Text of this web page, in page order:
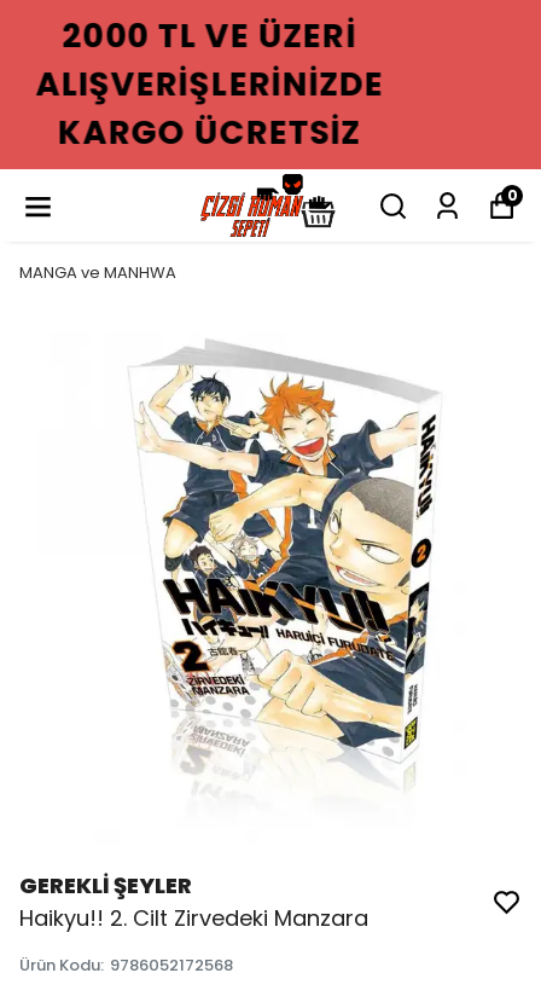
2000 TL VE ÜZERI
ALIŞVERIŞLERINIZDE
KARGO ÜCRETSIZ
0
MANGA ve MANHWA
GEREKLİ ŞEYLER
Haikyu!! 2. Cilt Zirvedeki Manzara
Ürün Kodu: 9786052172568